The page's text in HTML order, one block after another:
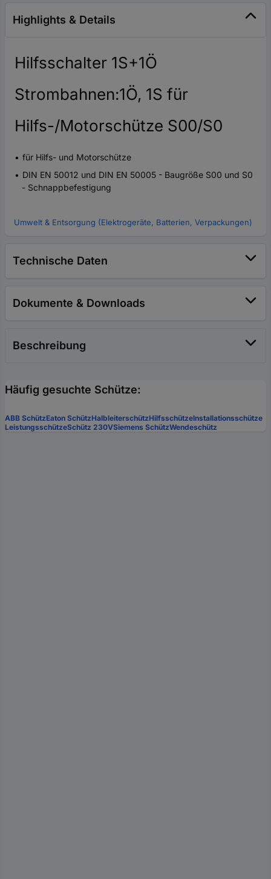
Highlights & Details
Hilfsschalter 1S+1Ö
Strombahnen:1Ö, 1S für
Hilfs-/Motorschütze S00/S0
für Hilfs- und Motorschütze
DIN EN 50012 und DIN EN 50005 - Baugröße S00 und S0
- Schnappbefestigung
Umwelt & Entsorgung (Elektrogeräte, Batterien, Verpackungen)
Technische Daten
Dokumente & Downloads
Beschreibung
Häufig gesuchte Schütze:
ABB SchützEaton SchützHalbleiterschützHilfsschützeInstallationsschütze
LeistungsschützeSchütz 230VSiemens SchützWendeschütz